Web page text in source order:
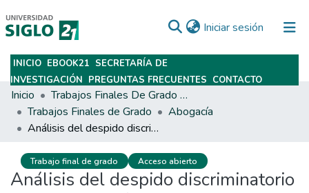
Iniciar sesión (current)
Subir
INICIO EBOOK21 SECRETARÍA DE
INVESTIGACIÓN PREGUNTAS FRECUENTES CONTACTO
Inicio
Trabajos Finales De Grado Y Posgrado
Trabajos Finales de Grado
Abogacía
Análisis del despido discriminatorio y su vulneración a la igualdad de género
Trabajo final de grado Acceso abierto
Análisis del despido discriminatorio